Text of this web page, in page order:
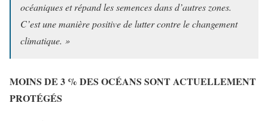
océaniques et répand les semences dans d’autres zones.
C’est une manière positive de lutter contre le changement
climatique. »
MOINS DE 3 % DES OCÉANS SONT ACTUELLEMENT
PROTÉGÉS